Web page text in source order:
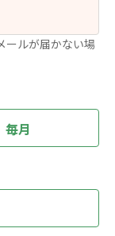
ールが届かない場
毎月